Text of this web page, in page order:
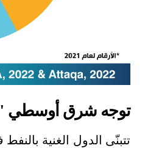
توجه شرق أوسطي
تتبنّى الدول الغنية